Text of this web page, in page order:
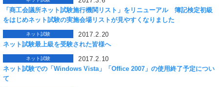
「商工会議所ネット試験施行機関リスト」をリニューアル 簿記検定初級
をはじめネット試験の実施会場リストが見やすくなりました
ネット試験
2017.2.20
ネット試験最上級を受験された皆様へ
ネット試験
2017.2.10
ネット試験での「Windows Vista」「Office 2007」の使用終了予定につい
て